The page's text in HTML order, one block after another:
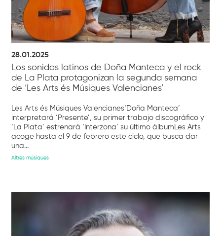
28.01.2025
Los sonidos latinos de Doña Manteca y el rock
de La Plata protagonizan la segunda semana
de ‘Les Arts és Músiques Valencianes’
Les Arts és Músiques Valencianes‘Doña Manteca’
interpretará ‘Presente’, su primer trabajo discográfico y
‘La Plata’ estrenará ‘Interzona’ su último álbumLes Arts
acoge hasta el 9 de febrero este ciclo, que busca dar
una...
Altres músiques